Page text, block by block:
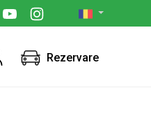
Rezervare